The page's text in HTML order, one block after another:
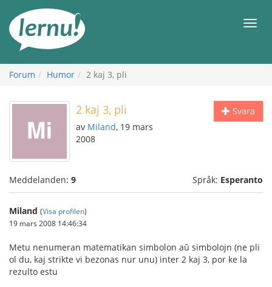
sidans
innehåll
Meny
Forum Humor 2 kaj 3, pli
Svara
2 kaj 3, pli
av Miland, 19 mars
2008
Meddelanden: 9 Språk: Esperanto
Miland (Visa profilen)
19 mars 2008 14:46:34
Metu nenumeran matematikan simbolon aŭ simbolojn (ne pli
ol du, kaj strikte vi bezonas nur unu) inter 2 kaj 3, por ke la
rezulto estu